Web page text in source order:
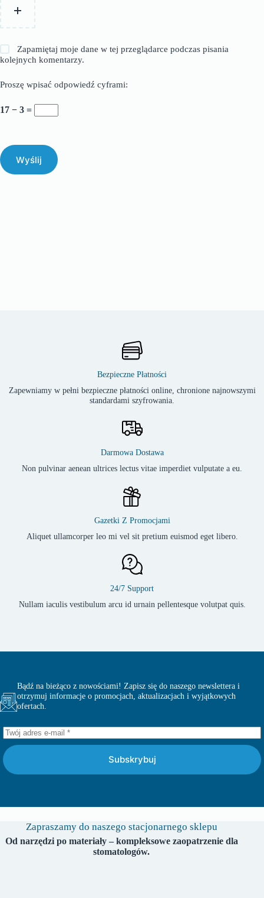
Zapamiętaj moje dane w tej przeglądarce podczas pisania
kolejnych komentarzy.
Proszę wpisać odpowiedź cyframi:
17 − 3 =
Wyślij
Bezpieczne Płatności
Zapewniamy w pełni bezpieczne płatności online, chronione najnowszymi
standardami szyfrowania.
Darmowa Dostawa
Non pulvinar aenean ultrices lectus vitae imperdiet vulputate a eu.
Gazetki Z Promocjami
Aliquet ullamcorper leo mi vel sit pretium euismod eget libero.
24/7 Support
Nullam iaculis vestibulum arcu id urnain pellentesque volutpat quis.
Bądź na bieżąco z nowościami! Zapisz się do naszego newslettera i
otrzymuj informacje o promocjach, aktualizacjach i wyjątkowych
ofertach.
Subskrybuj
Zapraszamy do naszego stacjonarnego sklepu
Od narzędzi po materiały – kompleksowe zaopatrzenie dla
stomatologów.